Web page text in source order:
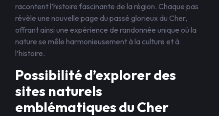
racontent l’histoire fascinante de la région. Chaque pas
révèle une nouvelle page du passé glorieux du Cher,
offrant ainsi une expérience de randonnée unique où la
nature se mêle harmonieusement à la culture et à
l’histoire.
Possibilité d’explorer des
sites naturels
emblématiques du Cher